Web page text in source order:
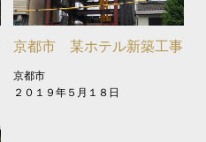
京都市 某ホテル新築工事
京都市
２０１９年５月１８日